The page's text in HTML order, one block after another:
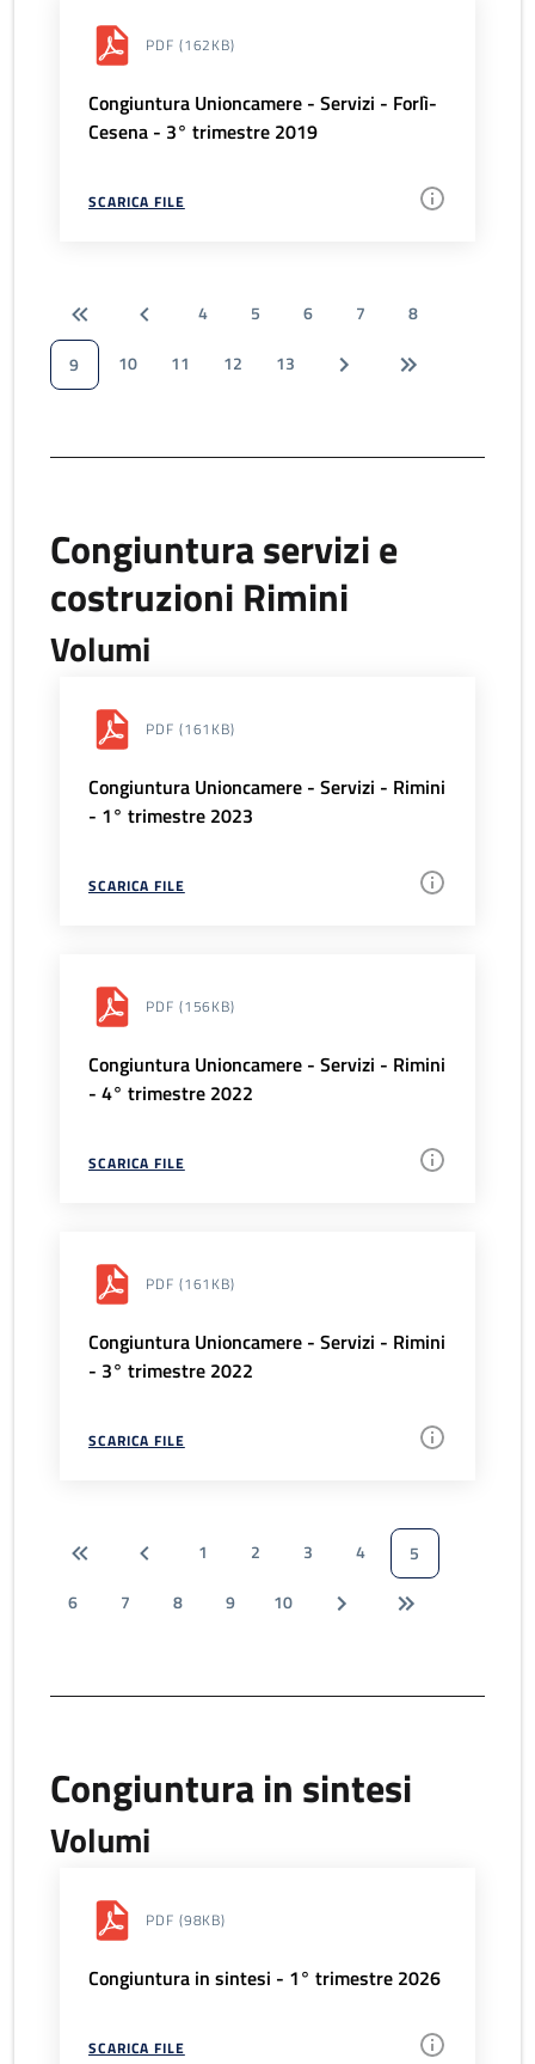
PDF (162KB)
Congiuntura Unioncamere - Servizi - Forlì-
Cesena - 3° trimestre 2019
SCARICA FILE
4 5 6 7
8
9
10 11 12 13
Congiuntura servizi e
costruzioni Rimini
Volumi
PDF (161KB)
Congiuntura Unioncamere - Servizi - Rimini
- 1° trimestre 2023
SCARICA FILE
PDF (156KB)
Congiuntura Unioncamere - Servizi - Rimini
- 4° trimestre 2022
SCARICA FILE
PDF (161KB)
Congiuntura Unioncamere - Servizi - Rimini
- 3° trimestre 2022
SCARICA FILE
1 2 3 4
5
6
7 8 9 10
Congiuntura in sintesi
Volumi
PDF (98KB)
Congiuntura in sintesi - 1° trimestre 2026
SCARICA FILE